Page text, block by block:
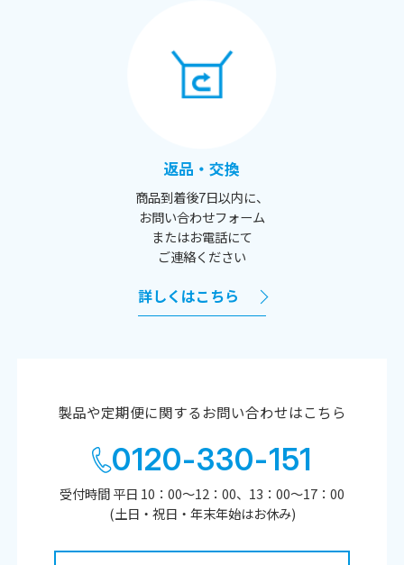
返品・交換
商品到着後7日以内に、
お問い合わせフォーム
またはお電話にて
ご連絡ください
詳しくはこちら
製品や定期便に関するお問い合わせはこちら
0120-330-151
受付時間 平日 10：00〜12：00、13：00〜17：00
(土日・祝日・年末年始はお休み)